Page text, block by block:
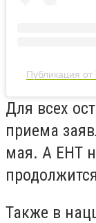
Публикация от
Для всех
приема
мая. А ЕНТ
Также в